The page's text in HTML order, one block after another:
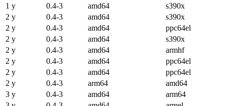
1 y
0.4-3 amd64
s390x
2 y
0.4-3 amd64
s390x
2 y
0.4-3 amd64
ppc64el
2 y
0.4-3 amd64
s390x
2 y
0.4-3 amd64
armhf
2 y
0.4-3 amd64
ppc64el
2 y
0.4-3 amd64
ppc64el
2 y
0.4-3 arm64
amd64
3 y
0.4-3 amd64
arm64